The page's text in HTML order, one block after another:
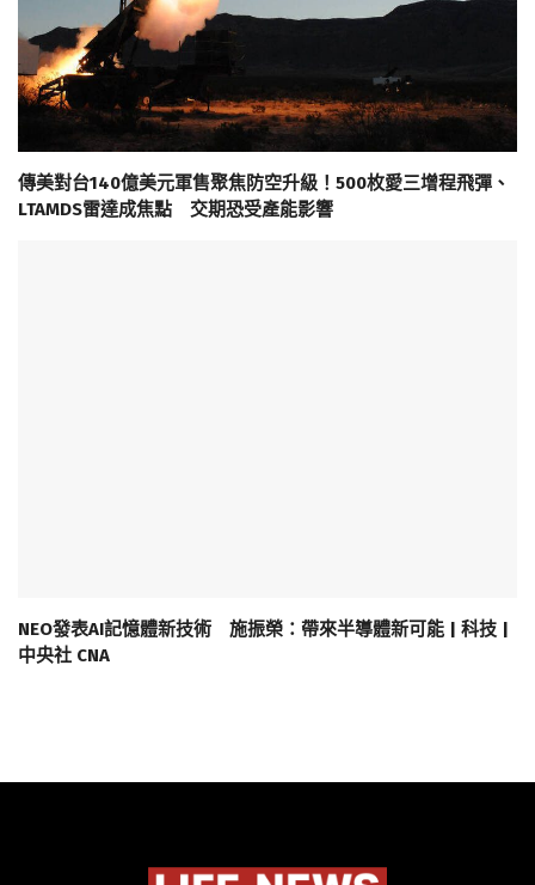
傳美對台140億美元軍售聚焦防空升級！500枚愛三增程飛彈、
LTAMDS雷達成焦點 交期恐受產能影響
NEO發表AI記憶體新技術 施振榮：帶來半導體新可能 | 科技 |
中央社 CNA